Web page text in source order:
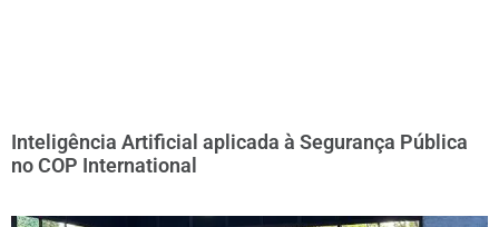
Inteligência Artificial aplicada à Segurança Pública
no COP International